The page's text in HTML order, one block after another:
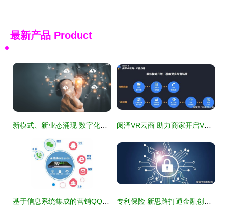
最新产品 Product
阅泽VR云商 助力商家开启VR推广新纪元